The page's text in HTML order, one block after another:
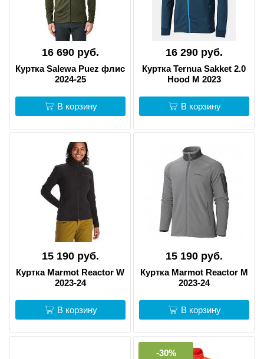
16 690 руб.
Куртка Salewa Puez флис
2024-25
В корзину
16 290 руб.
Куртка Ternua Sakket 2.0
Hood M 2023
В корзину
15 190 руб.
Куртка Marmot Reactor W
2023-24
В корзину
15 190 руб.
Куртка Marmot Reactor M
2023-24
В корзину
-30%